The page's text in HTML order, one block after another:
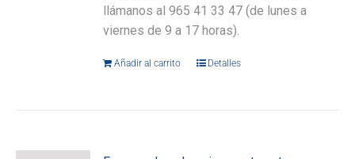
llámanos al 965 41 33 47 (de lunes a
viernes de 9 a 17 horas).
Añadir al carrito Detalles